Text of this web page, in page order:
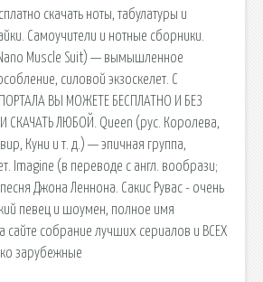
скачать ноты, табулатуры и
Самоучители и нотные сборники.
Muscle Suit) — вымышленное
силовой экзоскелет. С
ВЫ МОЖЕТЕ БЕСПЛАТНО И БЕЗ
СКАЧАТЬ ЛЮБОЙ. Queen (рус. Королева,
Куни и т. д.) — эпичная группа,
Imagine (в переводе с англ. вообрази;
Джона Леннона. Сакис Рувас - очень
певец и шоумен, полное имя
сайте собрание лучших сериалов и ВСЕХ
зарубежные